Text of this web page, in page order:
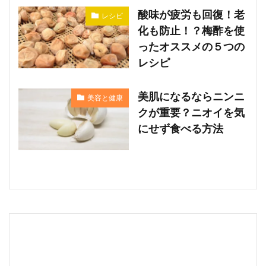
レシピ
酸味が疲労も回復！老
化も防止！？梅酢を使
ったオススメの５つの
レシピ
美容と健康
美肌になるならニンニ
クが重要？ニオイを気
にせず食べる方法